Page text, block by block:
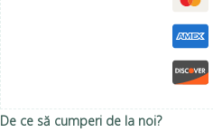
De ce să cumperi de la noi?